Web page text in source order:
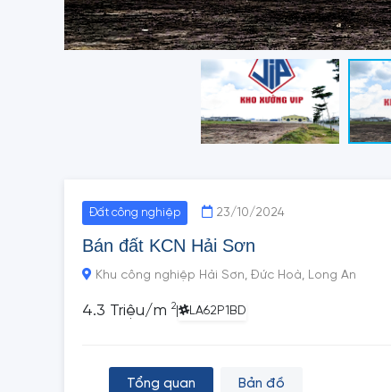
Đất công nghiệp 23/10/2024
Bán đất KCN Hải Sơn
Khu công nghiệp Hải Sơn, Đức Hoà, Long An
4.3 Triệu/m 2 LA62P1BD
Tổng quan Bản đồ